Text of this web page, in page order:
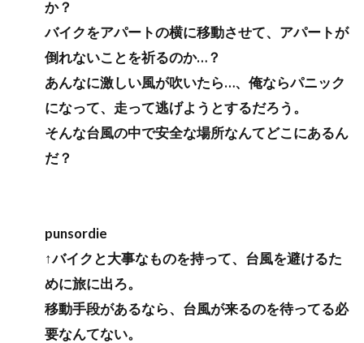
か？
バイクをアパートの横に移動させて、アパートが
倒れないことを祈るのか…？
あんなに激しい風が吹いたら…、俺ならパニック
になって、走って逃げようとするだろう。
そんな台風の中で安全な場所なんてどこにあるん
だ？
punsordie
↑バイクと大事なものを持って、台風を避けるた
めに旅に出ろ。
移動手段があるなら、台風が来るのを待ってる必
要なんてない。